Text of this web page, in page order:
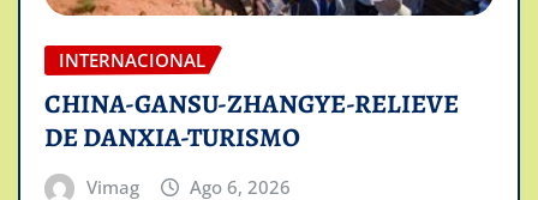
INTERNACIONAL
CHINA-GANSU-ZHANGYE-RELIEVE
DE DANXIA-TURISMO
Vimag Ago 6, 2026